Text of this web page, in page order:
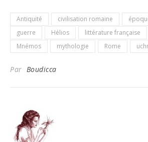
Antiquité civilisation romaine
guerre
Hélios littérature française
Mnémos
mythologie Rome
Par Boudicca